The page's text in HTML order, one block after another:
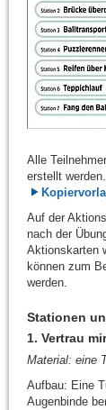
Alle
erstellt
Auf der
nach der
Aktionskarten
können zum
werden.
Stationen
1. Vertrau mir
Material: eine
Aufbau: Eine
Augenbinde